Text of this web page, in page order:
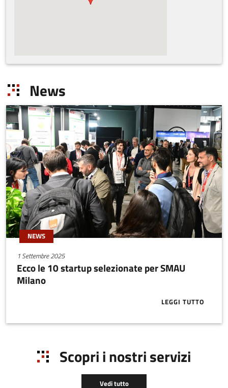
News
NEWS
1 Settembre 2025
Ecco le 10 startup selezionate per SMAU
Milano
LEGGI TUTTO
ABOUT
Scopri i nostri servizi
Vedi tutto